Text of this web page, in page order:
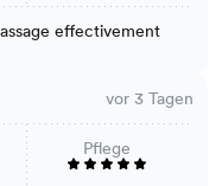
effectivement
vor 3 Tagen
Pflege